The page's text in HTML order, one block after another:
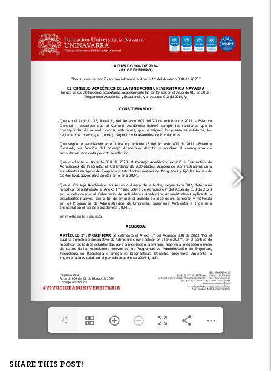
1/3
SHARE THIS POST!